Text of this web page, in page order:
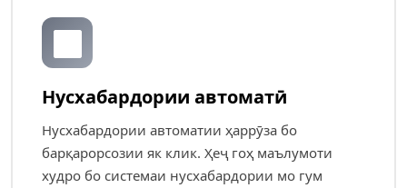
🔄
Нусхабардории автоматӣ
Нусхабардории автоматии ҳаррӯза бо
барқарорсозии як клик. Ҳеҷ гоҳ маълумоти
худро бо системаи нусхабардории мо гум